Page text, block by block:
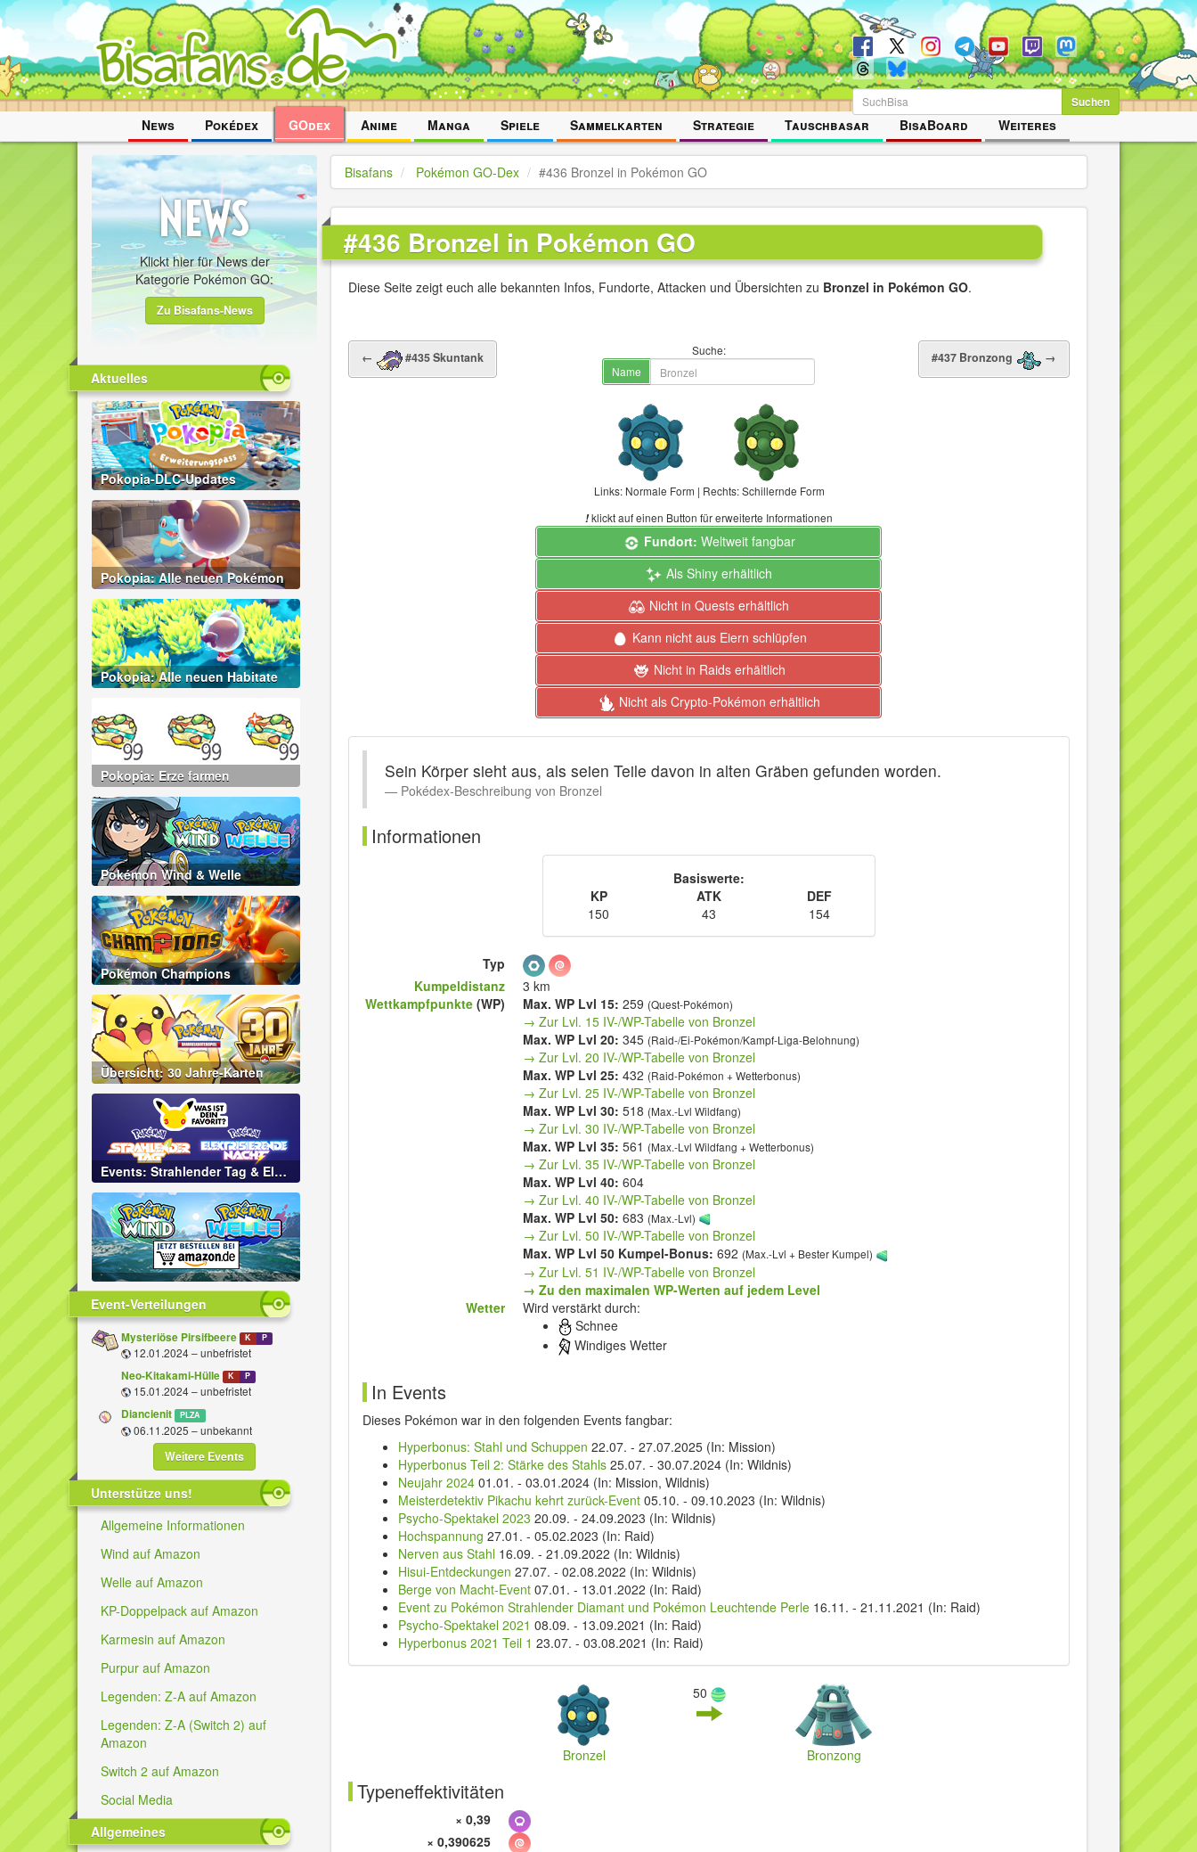
überspringen
News Pokédex GOdex Anime Manga Spiele Sammelkarten Strategie Tauschbasar BisaBoard Weiteres
Suchen
Klickt hier für News der
Kategorie Pokémon GO:
Zu Bisafans-News
Aktuelles
Pokopia-DLC-Updates
Pokopia: Alle neuen Pokémon
Pokopia: Alle neuen Habitate
Pokopia: Erze farmen
Pokémon Wind & Welle
Pokémon Champions
Übersicht: 30 Jahre-Karten
Events: Strahlender Tag & Elektrisierende Nacht
Event-Verteilungen
Mysteriöse Pirsifbeere K P
12.01.2024 – unbefristet
Neo-Kitakami-Hülle
K P
15.01.2024 – unbefristet
Diancienit
PLZA
06.11.2025 – unbekannt
Weitere Events
Unterstütze uns!
Allgemeine Informationen
Wind auf Amazon
Welle auf Amazon
KP-Doppelpack auf Amazon
Karmesin auf Amazon
Purpur auf Amazon
Legenden: Z-A auf Amazon
Legenden: Z-A (Switch 2) auf
Amazon
Switch 2 auf Amazon
Social Media
Allgemeines
Bisafans Pokémon GO-Dex #436 Bronzel in Pokémon GO
#436 Bronzel in Pokémon GO
Diese Seite zeigt euch alle bekannten Infos, Fundorte, Attacken und Übersichten zu Bronzel in Pokémon GO.
← #435 Skuntank
Suche:
Name
#437 Bronzong →
Links: Normale Form | Rechts: Schillernde Form
!klickt auf einen Button für erweiterte Informationen
Fundort: Weltweit fangbar
Als Shiny erhältlich
Nicht in Quests erhältlich
Kann nicht aus Eiern schlüpfen
Nicht in Raids erhältlich
Nicht als Crypto-Pokémon erhältlich
Sein Körper sieht aus, als seien Teile davon in alten Gräben gefunden worden.
Pokédex-Beschreibung von Bronzel
Informationen
Basiswerte:
KP
150
ATK
43
DEF
154
Typ
Kumpeldistanz
3 km
Wettkampfpunkte (WP) Max. WP Lvl 15: 259 (Quest-Pokémon)
→ Zur Lvl. 15 IV-/WP-Tabelle von Bronzel
Max. WP Lvl 20: 345 (Raid-/Ei-Pokémon/Kampf-Liga-Belohnung)
→ Zur Lvl. 20 IV-/WP-Tabelle von Bronzel
Max. WP Lvl 25: 432 (Raid-Pokémon + Wetterbonus)
→ Zur Lvl. 25 IV-/WP-Tabelle von Bronzel
Max. WP Lvl 30: 518 (Max.-Lvl Wildfang)
→ Zur Lvl. 30 IV-/WP-Tabelle von Bronzel
Max. WP Lvl 35: 561 (Max.-Lvl Wildfang + Wetterbonus)
→ Zur Lvl. 35 IV-/WP-Tabelle von Bronzel
Max. WP Lvl 40: 604
→ Zur Lvl. 40 IV-/WP-Tabelle von Bronzel
Max. WP Lvl 50: 683 (Max.-Lvl)
→ Zur Lvl. 50 IV-/WP-Tabelle von Bronzel
Max. WP Lvl 50 Kumpel-Bonus: 692 (Max.-Lvl + Bester Kumpel)
→ Zur Lvl. 51 IV-/WP-Tabelle von Bronzel
→ Zu den maximalen WP-Werten auf jedem Level
Wetter
Wird verstärkt durch:
Schnee
Windiges Wetter
In Events
Dieses Pokémon war in den folgenden Events fangbar:
Hyperbonus: Stahl und Schuppen 22.07. -27.07.2025 (In: Mission)
Hyperbonus Teil 2: Stärke des Stahls 25.07. -30.07.2024 (In: Wildnis)
Neujahr 2024 01.01. -03.01.2024 (In: Mission, Wildnis)
Meisterdetektiv Pikachu kehrt zurück-Event 05.10. -09.10.2023 (In: Wildnis)
Psycho-Spektakel 2023 20.09. -24.09.2023 (In: Wildnis)
Hochspannung 27.01. -05.02.2023 (In: Raid)
Nerven aus Stahl 16.09. -21.09.2022 (In: Wildnis)
Hisui-Entdeckungen 27.07. -02.08.2022 (In: Wildnis)
Berge von Macht-Event 07.01. - 13.01.2022 (In: Raid)
Event zu Pokémon Strahlender Diamant und Pokémon Leuchtende Perle 16.11. -21.11.2021 (In: Raid)
Psycho-Spektakel 2021 08.09. - 13.09.2021 (In: Raid)
Hyperbonus 2021 Teil 1 23.07. -03.08.2021 (In: Raid)
Bronzel
50
Bronzong
Typeneffektivitäten
× 0,39
× 0,390625